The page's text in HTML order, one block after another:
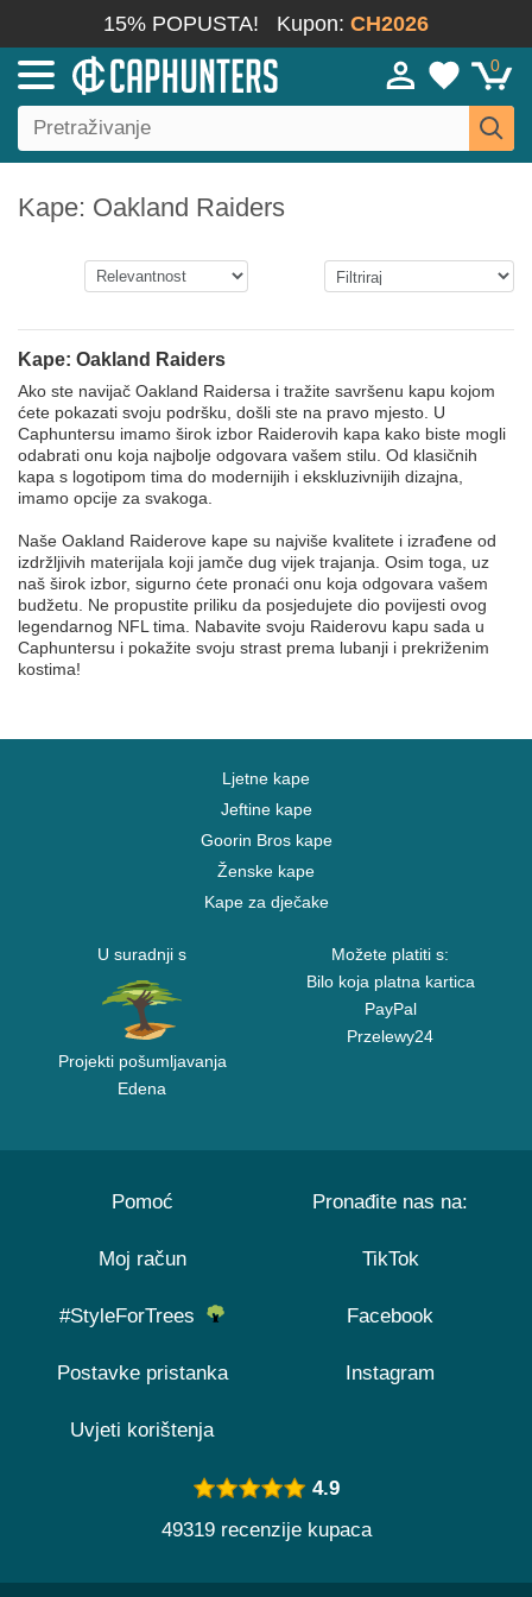
15% POPUSTA! Kupon: CH2026
0
Kape: Oakland Raiders
Kape: Oakland Raiders
Ako ste navijač Oakland Raidersa i tražite savršenu kapu kojom
ćete pokazati svoju podršku, došli ste na pravo mjesto. U
Caphuntersu imamo širok izbor Raiderovih kapa kako biste mogli
odabrati onu koja najbolje odgovara vašem stilu. Od klasičnih
kapa s logotipom tima do modernijih i ekskluzivnijih dizajna,
imamo opcije za svakoga.
Naše Oakland Raiderove kape su najviše kvalitete i izrađene od
izdržljivih materijala koji jamče dug vijek trajanja. Osim toga, uz
naš širok izbor, sigurno ćete pronaći onu koja odgovara vašem
budžetu. Ne propustite priliku da posjedujete dio povijesti ovog
legendarnog NFL tima. Nabavite svoju Raiderovu kapu sada u
Caphuntersu i pokažite svoju strast prema lubanji i prekriženim
kostima!
Ljetne kape
Jeftine kape
Goorin Bros kape
Ženske kape
Kape za dječake
U suradnji s
Projekti pošumljavanja
Edena
Možete platiti s:
Bilo koja platna kartica
PayPal
Przelewy24
Pomoć
Moj račun
#StyleForTrees
Postavke pristanka
Uvjeti korištenja
Pronađite nas na:
TikTok
Facebook
Instagram
4.9
49319 recenzije kupaca